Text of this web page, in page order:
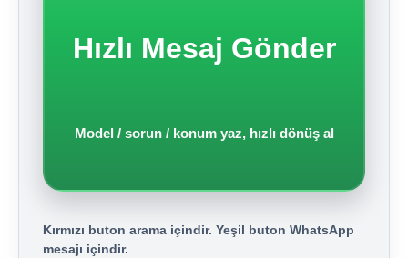
Hızlı Mesaj Gönder
Model / sorun / konum yaz, hızlı dönüş al
Kırmızı buton arama içindir. Yeşil buton WhatsApp
mesajı içindir.